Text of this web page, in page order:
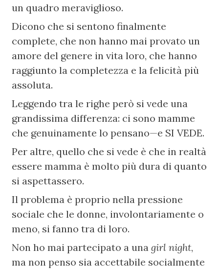
un quadro meraviglioso.
Dicono che si sentono finalmente
complete, che non hanno mai provato un
amore del genere in vita loro, che hanno
raggiunto la completezza e la felicità più
assoluta.
Leggendo tra le righe però si vede una
grandissima differenza: ci sono mamme
che genuinamente lo pensano—e SI VEDE.
Per altre, quello che si vede è che in realtà
essere mamma è molto più dura di quanto
si aspettassero.
Il problema è proprio nella pressione
sociale che le donne, involontariamente o
meno, si fanno tra di loro.
Non ho mai partecipato a una girl night,
ma non penso sia accettabile socialmente